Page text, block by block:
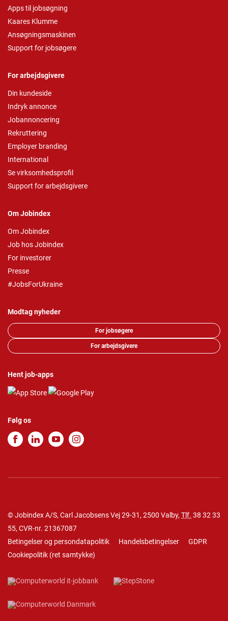
Apps til jobsøgning
Kaares Klumme
Ansøgningsmaskinen
Support for jobsøgere
For arbejdsgivere
Din kundeside
Indryk annonce
Jobannoncering
Rekruttering
Employer branding
International
Se virksomhedsprofil
Support for arbejdsgivere
Om Jobindex
Om Jobindex
Job hos Jobindex
For investorer
Presse
#JobsForUkraine
Modtag nyheder
For jobsøgere
For arbejdsgivere
Hent job-apps
Følg os
© Jobindex A/S, Carl Jacobsens Vej 29-31, 2500 Valby, Tlf. 38 32 33
55, CVR-nr. 21367087
Betingelser og persondatapolitik
Handelsbetingelser
GDPR
Cookiepolitik (ret samtykke)